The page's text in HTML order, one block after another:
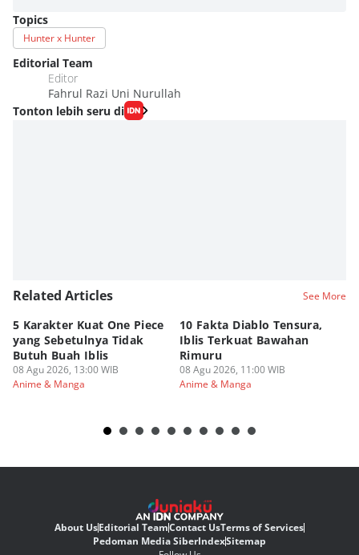
Topics
Hunter x Hunter
Editorial Team
Editor
Fahrul Razi Uni Nurullah
Tonton lebih seru di
Related Articles See More
5 Karakter Kuat One Piece
yang Sebetulnya Tidak
Butuh Buah Iblis
08 Agu 2026, 13:00 WIB
Anime & Manga
10 Fakta Diablo Tensura,
Iblis Terkuat Bawahan
Rimuru
08 Agu 2026, 11:00 WIB
Anime & Manga
About UsEditorial TeamContact UsTerms of Services
Pedoman Media SiberIndexSitemap